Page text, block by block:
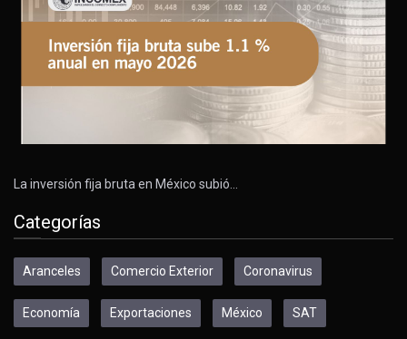
La inversión fija bruta en México subió…
Categorías
Aranceles Comercio Exterior Coronavirus
Economía Exportaciones México SAT